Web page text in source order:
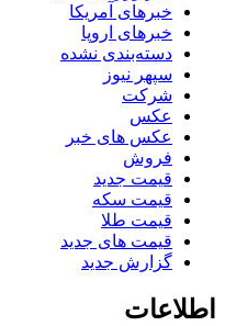
خبرهای آمریکا
خبرهای اروپا
دسته‌بندی نشده
سپهر نیوز
شرکت
عکس
عکس های خبر
فروش
قیمت جدید
قیمت سکه
قیمت طلا
قیمت های جدید
گزارش جدید
اطلاعات